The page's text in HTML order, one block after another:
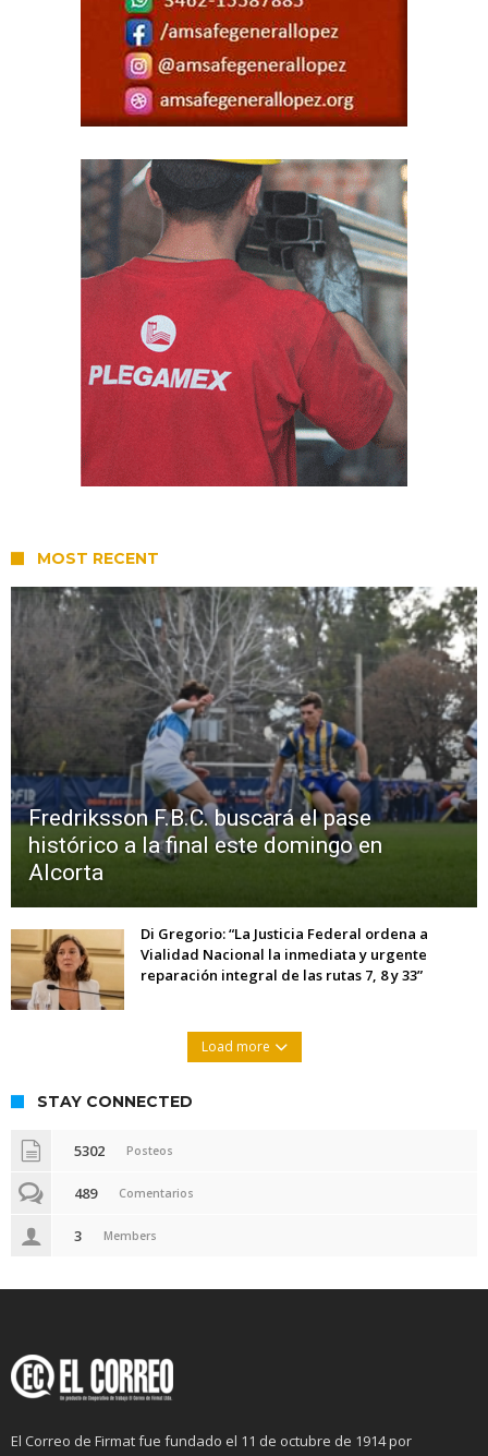
MOST RECENT
Fredriksson F.B.C. buscará el pase
histórico a la final este domingo en
Alcorta
Di Gregorio: “La Justicia Federal ordena a
Vialidad Nacional la inmediata y urgente
reparación integral de las rutas 7, 8 y 33”
Load more
STAY CONNECTED
5302 Posteos
489 Comentarios
3 Members
El Correo de Firmat fue fundado el 11 de octubre de 1914 por